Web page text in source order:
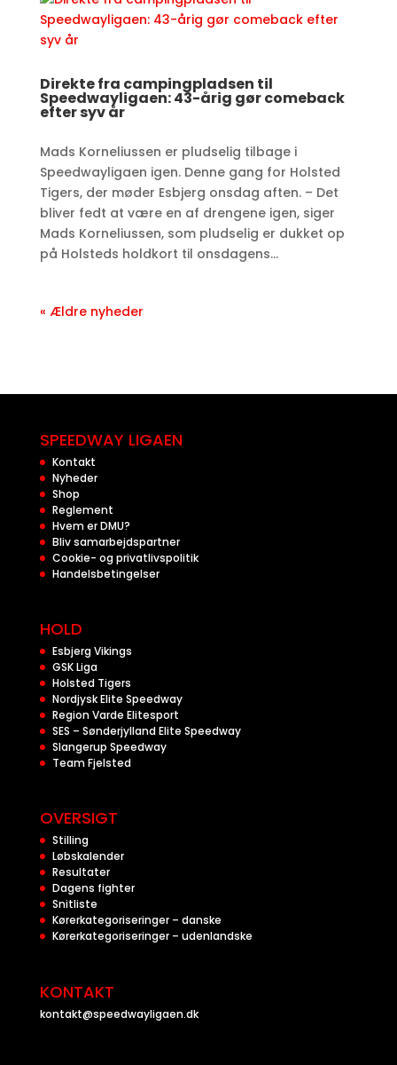
Direkte fra campingpladsen til
Speedwayligaen: 43-årig gør comeback
efter syv år
Mads Korneliussen er pludselig tilbage i
Speedwayligaen igen. Denne gang for Holsted
Tigers, der møder Esbjerg onsdag aften. – Det
bliver fedt at være en af drengene igen, siger
Mads Korneliussen, som pludselig er dukket op
på Holsteds holdkort til onsdagens...
« Ældre nyheder
SPEEDWAY LIGAEN
Kontakt
Nyheder
Shop
Reglement
Hvem er DMU?
Bliv samarbejdspartner
Cookie- og privatlivspolitik
Handelsbetingelser
HOLD
Esbjerg Vikings
GSK Liga
Holsted Tigers
Nordjysk Elite Speedway
Region Varde Elitesport
SES – Sønderjylland Elite Speedway
Slangerup Speedway
Team Fjelsted
OVERSIGT
Stilling
Løbskalender
Resultater
Dagens fighter
Snitliste
Kørerkategoriseringer – danske
Kørerkategoriseringer – udenlandske
KONTAKT
kontakt@speedwayligaen.dk